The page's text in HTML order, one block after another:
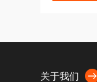
关于我们